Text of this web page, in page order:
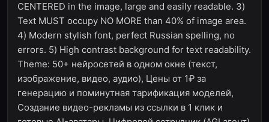
CENTERED in the image, large and easily readable. 3)
Text MUST occupy NO MORE than 40% of image area.
4) Modern stylish font, perfect Russian spelling, no
errors. 5) High contrast background for text readability.
Theme: 50+ нейросетей в одном окне (текст,
изображение, видео, аудио), Цены от 1₽ за
генерацию и поминутная тарификация моделей,
Создание видео-рекламы из ссылки в 1 клик и